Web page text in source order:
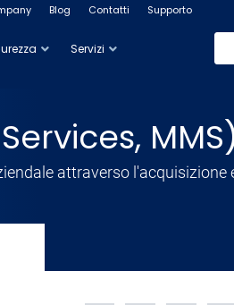
Blog Contatti Supporto
Servizi
attraverso l'acquisizione